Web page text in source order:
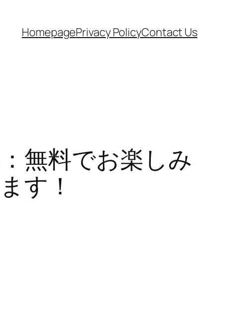
HomepagePrivacy PolicyContact Us
無料でお楽しみ
す！